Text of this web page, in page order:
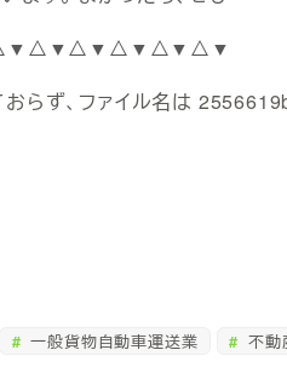
一般貨物自動車運送業 不動